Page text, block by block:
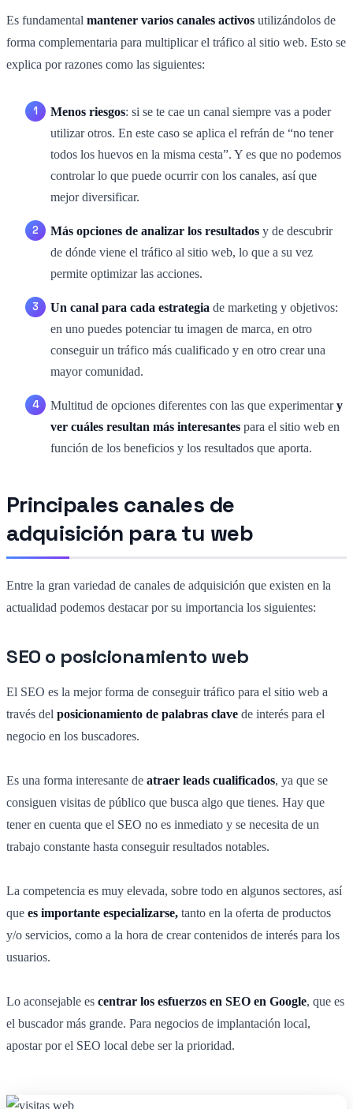
Es fundamental mantener varios canales activos utilizándolos de
forma complementaria para multiplicar el tráfico al sitio web. Esto se
explica por razones como las siguientes:
Menos riesgos: si se te cae un canal siempre vas a poder
utilizar otros. En este caso se aplica el refrán de “no tener
todos los huevos en la misma cesta”. Y es que no podemos
controlar lo que puede ocurrir con los canales, así que
mejor diversificar.
Más opciones de analizar los resultados y de descubrir
de dónde viene el tráfico al sitio web, lo que a su vez
permite optimizar las acciones.
Un canal para cada estrategia de marketing y objetivos:
en uno puedes potenciar tu imagen de marca, en otro
conseguir un tráfico más cualificado y en otro crear una
mayor comunidad.
Multitud de opciones diferentes con las que experimentary
ver cuáles resultan más interesantes para el sitio web en
función de los beneficios y los resultados que aporta.
Principales canales de
adquisición para tu web
Entre la gran variedad de canales de adquisición que existen en la
actualidad podemos destacar por su importancia los siguientes:
SEO o posicionamiento web
El SEO es la mejor forma de conseguir tráfico para el sitio web a
través del posicionamiento de palabras clave de interés para el
negocio en los buscadores.
Es una forma interesante de atraer leads cualificados, ya que se
consiguen visitas de público que busca algo que tienes. Hay que
tener en cuenta que el SEO no es inmediato y se necesita de un
trabajo constante hasta conseguir resultados notables.
La competencia es muy elevada, sobre todo en algunos sectores, así
que es importante especializarse, tanto en la oferta de productos
y/o servicios, como a la hora de crear contenidos de interés para los
usuarios.
Lo aconsejable es centrar los esfuerzos en SEO en Google, que es
el buscador más grande. Para negocios de implantación local,
apostar por el SEO local debe ser la prioridad.